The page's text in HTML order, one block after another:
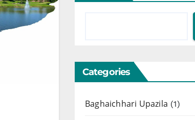
Categories
Baghaichhari Upazila (1)